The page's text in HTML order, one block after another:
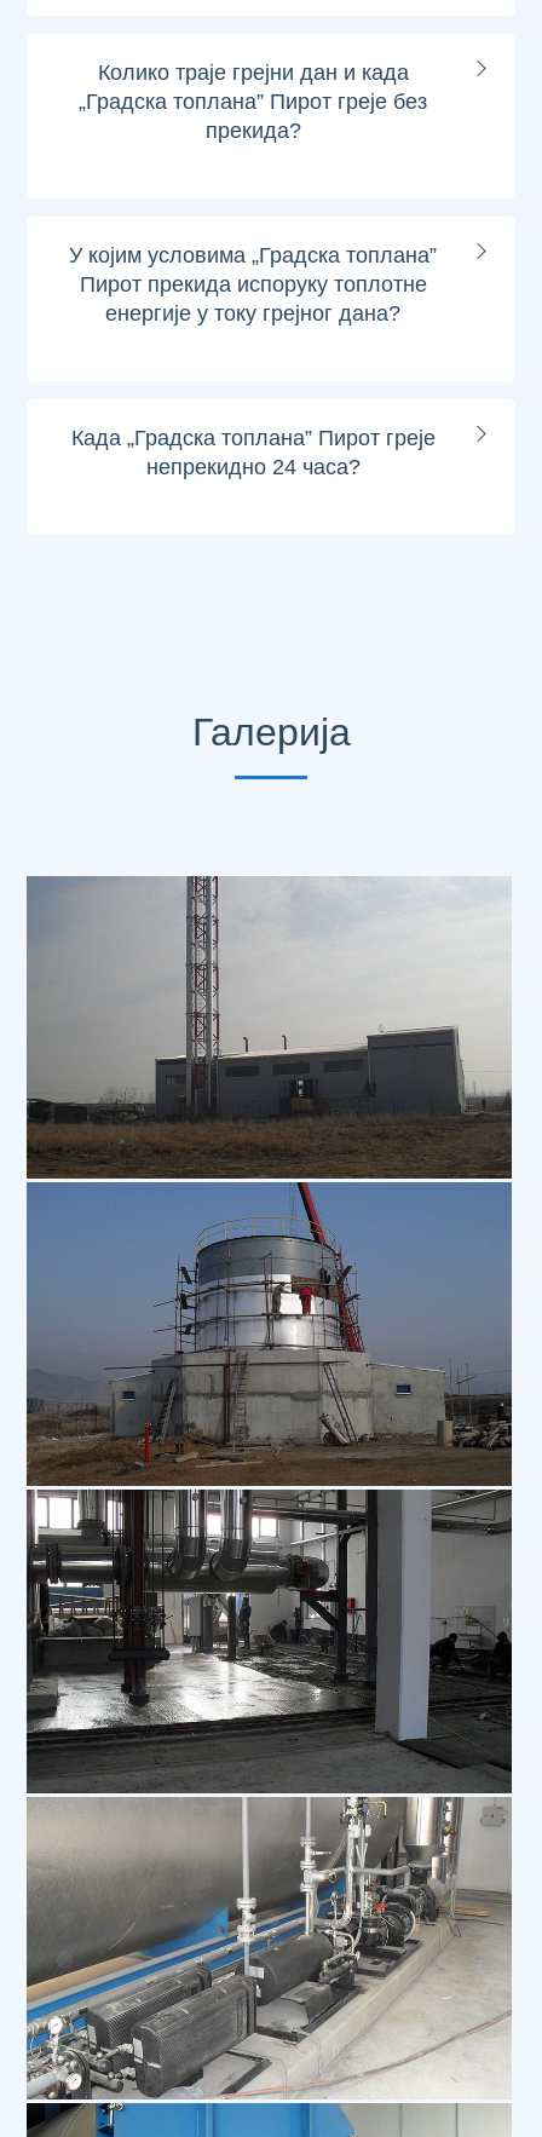
Колико траје грејни дан и када
„Градска топлана” Пирот греје без
прекида?
У којим условима „Градска топлана”
Пирот прекида испоруку топлотне
енергије у току грејног дана?
Када „Градска топлана” Пирот греје
непрекидно 24 часа?
Галерија